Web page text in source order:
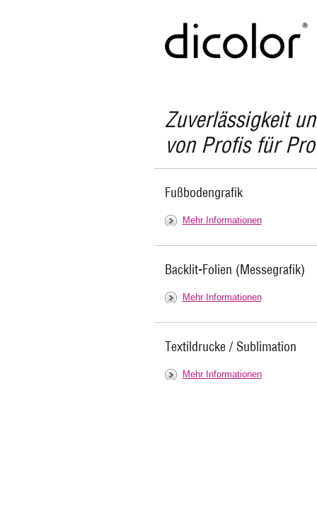
Zuverlässigkeit
von Profis für
Fußbodengrafik
Mehr Informationen
Backlit-Folien (Messegrafik)
Mehr Informationen
Textildrucke / Sublimation
Mehr Informationen